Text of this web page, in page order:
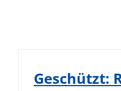
Geschützt: